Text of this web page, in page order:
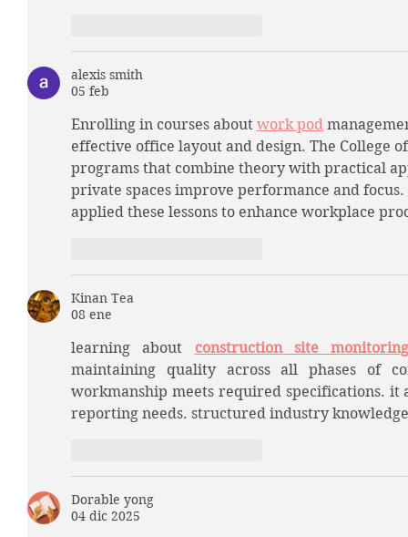
alexis smith
05 feb
Enrolling in courses about work pod
effective office layout and design. The College
programs that combine theory with practical
private spaces improve performance and
applied these lessons to enhance workplace
Kinan Tea
08 ene
learning about construction site monitoring
maintaining quality across all phases of
workmanship meets required specifications. it
reporting needs. structured industry
Dorable yong
04 dic 2025